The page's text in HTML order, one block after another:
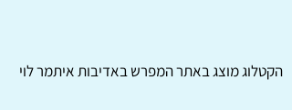
הקטלוג מוצג באתרהמפרשבאדיבות איתמר לוי